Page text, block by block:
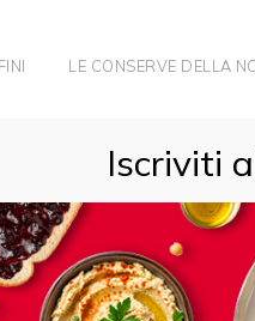
FINI LE CONSERVE DELLA
BAR: I PIÙ ESCLUSIVI LOCALI
Iscriviti